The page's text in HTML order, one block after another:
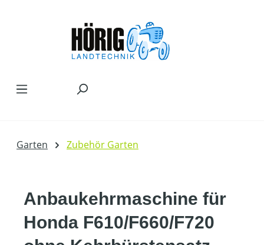
Garten Zubehör Garten
Anbaukehrmaschine für
Honda F610/F660/F720